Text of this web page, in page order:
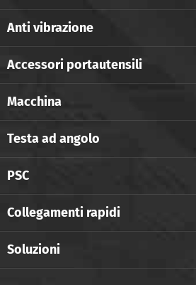
Anti vibrazione
Accessori portautensili
Macchina
Testa ad angolo
PSC
Collegamenti rapidi
Soluzioni